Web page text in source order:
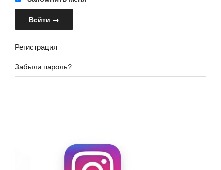
Регистрация
Забыли пароль?